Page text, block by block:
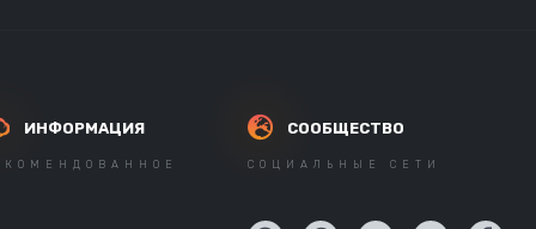
ИНФОРМАЦИЯ СООБЩЕСТВО
СОЦИАЛЬНЫЕ СЕТИ